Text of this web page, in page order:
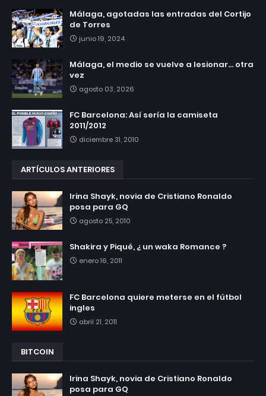
Málaga, agotadas las entradas del Cortijo
de Torres
junio 19, 2024
Málaga, el medio se vuelve a lesionar... otra
vez
agosto 03, 2026
FC Barcelona: Así sería la camiseta
2011/2012
diciembre 31, 2010
ARTÍCULOS ANTERIORES
Irina Shayk, novia de Cristiano Ronaldo
posa para GQ
agosto 25, 2010
Shakira y Piqué, ¿ un waka Romance ?
enero 16, 2011
FC Barcelona quiere meterse en el fútbol
ingles
abril 21, 2011
BITCOIN
Irina Shayk, novia de Cristiano Ronaldo
posa para GQ